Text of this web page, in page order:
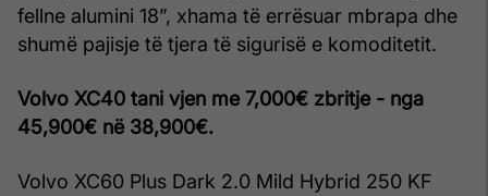
fellne alumini 18”, xhama të errësuar mbrapa dhe
shumë pajisje të tjera të sigurisë e komoditetit.
Volvo XC40 tani vjen me 7,000€ zbritje - nga
45,900€ në 38,900€.
Volvo XC60 Plus Dark 2.0 Mild Hybrid 250 KF